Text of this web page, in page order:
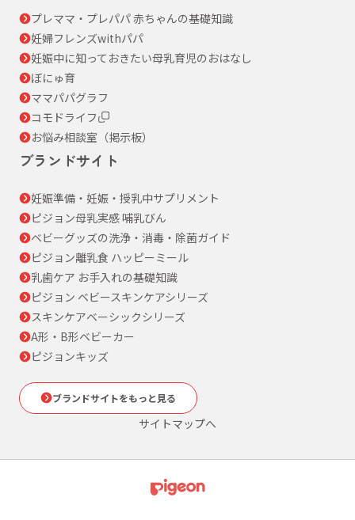
プレママ・プレパパ 赤ちゃんの基礎知識
妊婦フレンズwithパパ
妊娠中に知っておきたい母乳育児のおはなし
ぼにゅ育
ママパパグラフ
コモドライフ
お悩み相談室（掲示板）
ブランドサイト
妊娠準備・妊娠・授乳中サプリメント
ピジョン母乳実感 哺乳びん
ベビーグッズの洗浄・消毒・除菌ガイド
ピジョン離乳食 ハッピーミール
乳歯ケア お手入れの基礎知識
ピジョン ベビースキンケアシリーズ
スキンケアベーシックシリーズ
A形・B形ベビーカー
ピジョンキッズ
ブランドサイトをもっと見る
サイトマップへ